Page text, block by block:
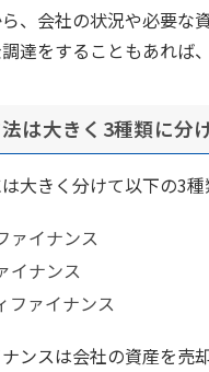
、会社の状況や必要な
達をすることもあれば
は大きく3種類に分
大きく分けて以下の3種
ァイナンス
イナンス
ファイナンス
ンスは会社の資産を売